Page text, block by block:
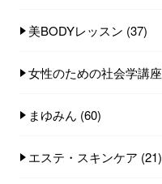
美BODYレッスン (37)
女性のための社会学講座
まゆみん (60)
エステ・スキンケア (21)